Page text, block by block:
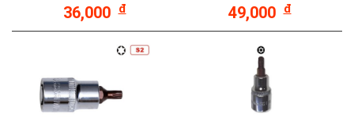
36,000 đ 49,000 đ